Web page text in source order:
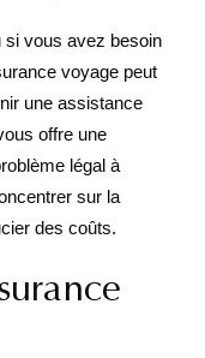
si vous avez besoin
voyage peut
une assistance
offre une
légal à
sur la
des coûts.